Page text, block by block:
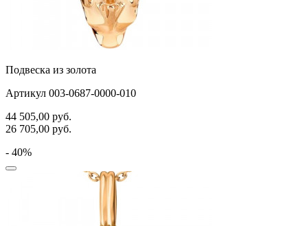
Подвеска из золота
Артикул 003-0687-0000-010
44 505,00 руб.
26 705,00 руб.
- 40%